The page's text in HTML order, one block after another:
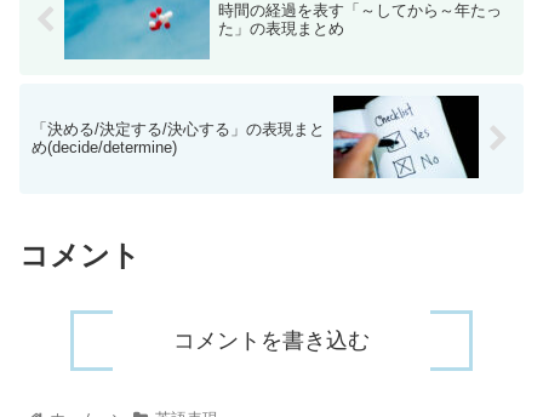
時間の経過を表す「～してから～年たっ
た」の表現まとめ
「決める/決定する/決心する」の表現まと
め(decide/determine)
コメント
コメントを書き込む